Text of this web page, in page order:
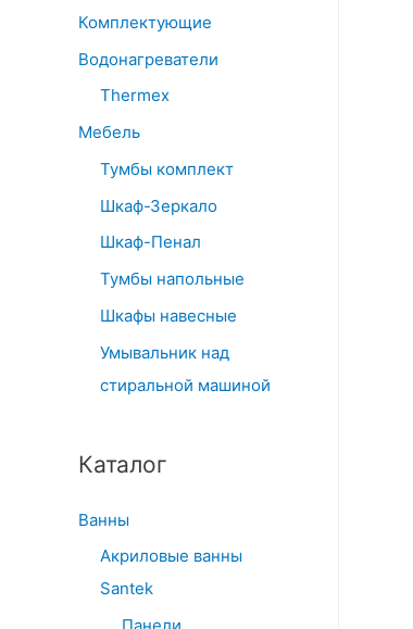
Комплектующие
Водонагреватели
Thermex
Мебель
Тумбы комплект
Шкаф-Зеркало
Шкаф-Пенал
Тумбы напольные
Шкафы навесные
Умывальник над
стиральной машиной
Каталог
Ванны
Акриловые ванны
Santek